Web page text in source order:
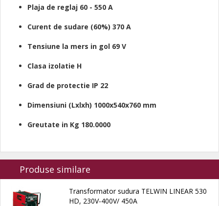
Plaja de reglaj 60 - 550 A
Curent de sudare (60%) 370 A
Tensiune la mers in gol 69 V
Clasa izolatie H
Grad de protectie IP 22
Dimensiuni (Lxlxh) 1000x540x760 mm
Greutate in Kg 180.0000
Produse similare
Transformator sudura TELWIN LINEAR 530
HD, 230V-400V/ 450A